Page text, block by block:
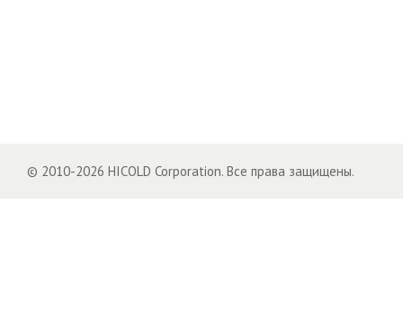
© 2010-2026 HICOLD Corporation. Все права защищены.